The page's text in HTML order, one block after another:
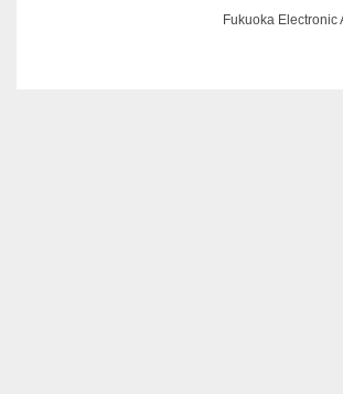
Fukuoka Electronic